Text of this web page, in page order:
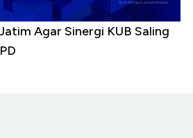
Agar Sinergi KUB Saling